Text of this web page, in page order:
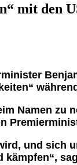
mit den
Namen
und sich